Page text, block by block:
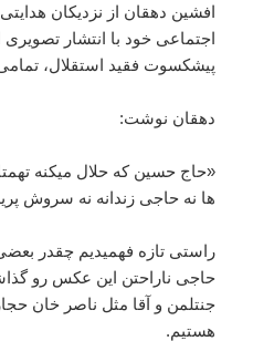
افشین دهقان از نزدیکان
اجتماعی خود با انتشار
پیشکسوت فقید استقلال، تمامی
دهقان نوشت:
«حاج حسین که حلال میکنه
ها نه حاجی زندانه نه سروش
راستی تازه فهمیدیم چقدر
حاجی ناراحتن این عکس رو
جنتلمن و آقا مثل ناصر خان
هستیم.